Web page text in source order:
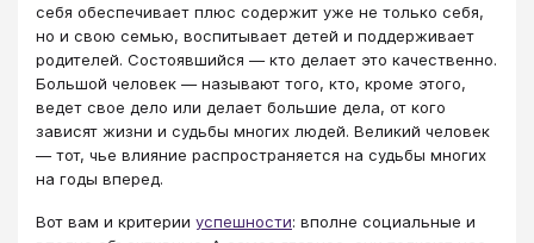
себя обеспечивает плюс содержит уже не только себя,
но и свою семью, воспитывает детей и поддерживает
родителей. Состоявшийся — кто делает это качественно.
Большой человек — называют того, кто, кроме этого,
ведет свое дело или делает большие дела, от кого
зависят жизни и судьбы многих людей. Великий человек
— тот, чье влияние распространяется на судьбы многих
на годы вперед.
Вот вам и критерии успешности: вполне социальные и